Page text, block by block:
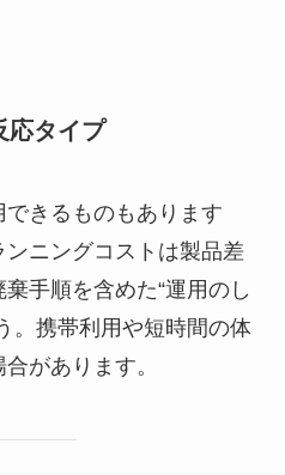
応タイプ
きるものもあります
ニングコストは製品差
手順を含めた“運用のし
。携帯利用や短時間の体
があります。